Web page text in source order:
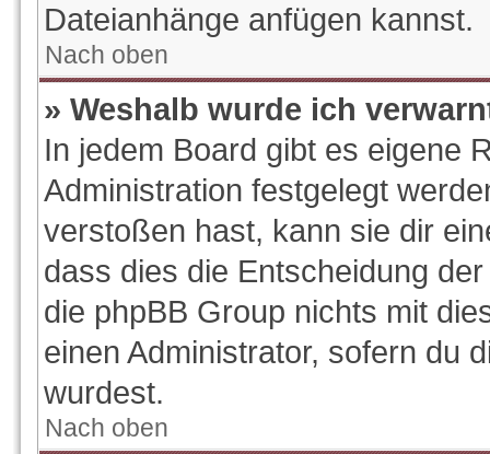
Dateianhänge anfügen kannst.
Nach oben
» Weshalb wurde ich
In jedem Board gibt es eigene
Administration festgelegt
verstoßen hast, kann sie dir
dass dies die Entscheidung
die phpBB Group nichts mit
einen Administrator, sofern du
wurdest.
Nach oben